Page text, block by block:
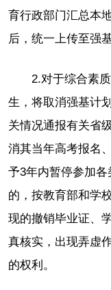
育行政部门汇总本
后，统一上传至强
2.对于综合素
生，将取消强基计
关情况通报有关省
消其当年高考报名
予3年内暂停参加
的，按教育部和学
现的撤销毕业证、
真核实，出现弄虚
的权利。